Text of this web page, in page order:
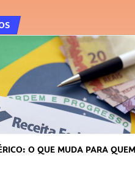
O QUE MUDA PARA